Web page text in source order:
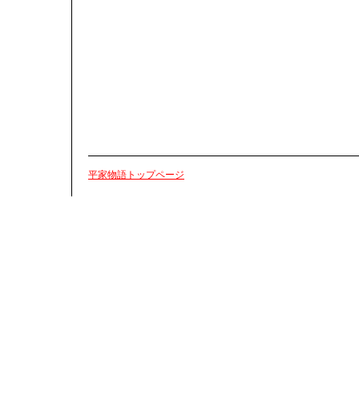
平家物語トップページ